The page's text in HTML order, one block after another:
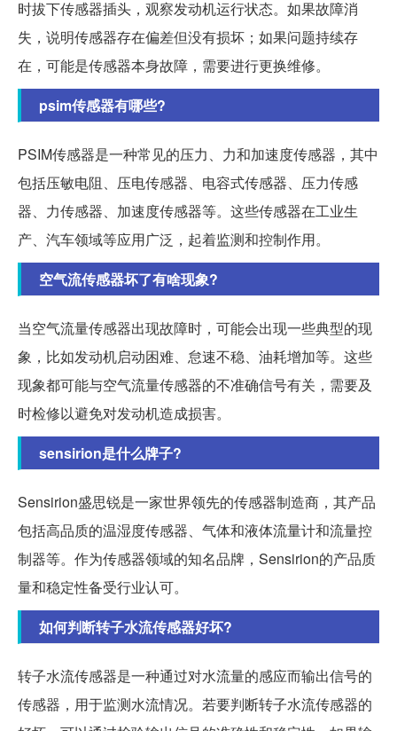
时拔下传感器插头，观察发动机运行状态。如果故障消
失，说明传感器存在偏差但没有损坏；如果问题持续存
在，可能是传感器本身故障，需要进行更换维修。
psim传感器有哪些?
PSIM传感器是一种常见的压力、力和加速度传感器，其中
包括压敏电阻、压电传感器、电容式传感器、压力传感
器、力传感器、加速度传感器等。这些传感器在工业生
产、汽车领域等应用广泛，起着监测和控制作用。
空气流传感器坏了有啥现象?
当空气流量传感器出现故障时，可能会出现一些典型的现
象，比如发动机启动困难、怠速不稳、油耗增加等。这些
现象都可能与空气流量传感器的不准确信号有关，需要及
时检修以避免对发动机造成损害。
sensirion是什么牌子?
Sensirion盛思锐是一家世界领先的传感器制造商，其产品
包括高品质的温湿度传感器、气体和液体流量计和流量控
制器等。作为传感器领域的知名品牌，Sensirion的产品质
量和稳定性备受行业认可。
如何判断转子水流传感器好坏?
转子水流传感器是一种通过对水流量的感应而输出信号的
传感器，用于监测水流情况。若要判断转子水流传感器的